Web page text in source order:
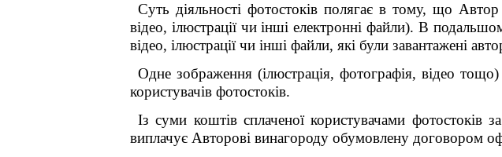
Суть діяльності фотостоків полягає в тому, що
відео, ілюстрації чи інші електронні файли). В
відео, ілюстрації чи інші файли, які були завантажені
Одне зображення (ілюстрація, фотографія, відео тощо)
користувачів фотостоків.
Із суми коштів сплаченої користувачами фотостоків
виплачує Авторові винагороду обумовлену договором